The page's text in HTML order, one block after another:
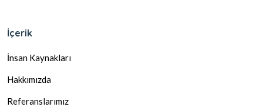
İçerik
İnsan Kaynakları
Hakkımızda
Referanslarımız